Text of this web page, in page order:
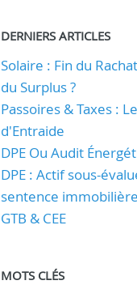
DERNIERS ARTICLES
Solaire : Fin du
du Surplus ?
Passoires & Taxes :
d'Entraide
DPE Ou Audit
DPE : Actif sous-
sentence
GTB & CEE
MOTS CLÉS